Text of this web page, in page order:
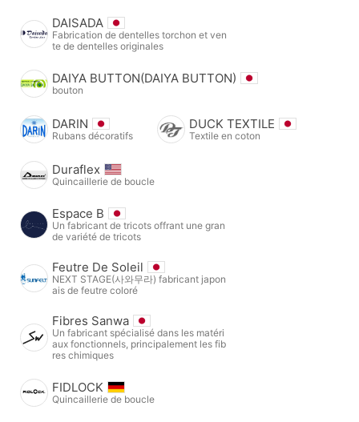
DAISADA
Fabrication de dentelles torchon et ven
te de dentelles originales
DAIYA BUTTON(DAIYA BUTTON)
bouton
DARIN
Rubans décoratifs
DUCK TEXTILE
Textile en coton
Duraflex
Quincaillerie de boucle
Espace B
Un fabricant de tricots offrant une gran
de variété de tricots
Feutre De Soleil
NEXT STAGE(사와무라) fabricant japon
ais de feutre coloré
Fibres Sanwa
Un fabricant spécialisé dans les matéri
aux fonctionnels, principalement les fib
res chimiques
FIDLOCK
Quincaillerie de boucle